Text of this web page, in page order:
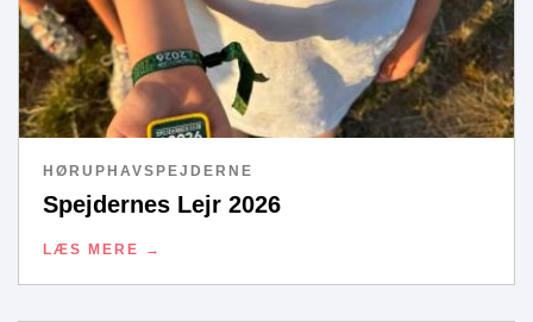
HØRUPHAVSPEJDERNE
Spejdernes Lejr 2026
LÆS MERE